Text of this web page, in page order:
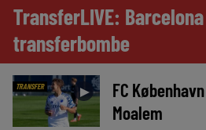
TransferLIVE:
transferbombe
TRANSFER ►
FC
Moalem